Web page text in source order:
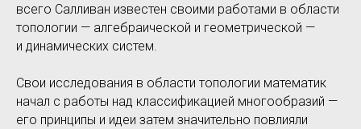
всего Салливан известен своими работами в области
топологии — алгебраической и геометрической —
и динамических систем.
Свои исследования в области топологии математик
начал с работы над классификацией многообразий —
его принципы и идеи затем значительно повлияли